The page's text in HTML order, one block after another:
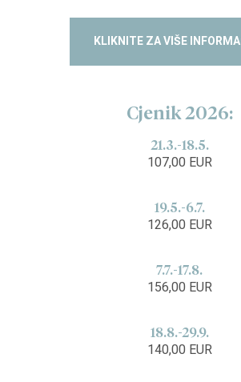
KLIKNITE ZA VIŠE
Cjenik 2026:
21.3.-18.5.
107,00 EUR
19.5.-6.7.
126,00 EUR
7.7.-17.8.
156,00 EUR
18.8.-29.9.
140,00 EUR